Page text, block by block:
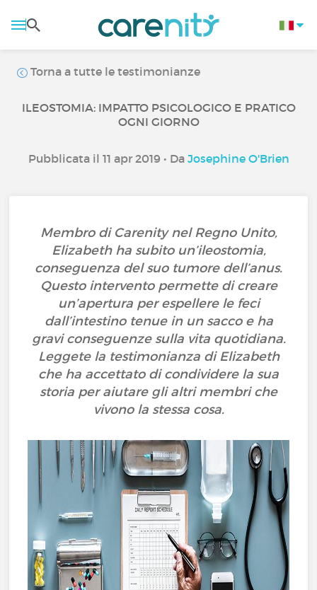
Torna a tutte le testimonianze
ILEOSTOMIA: IMPATTO PSICOLOGICO E PRATICO
OGNI GIORNO
Pubblicata il 11 apr 2019 • Da Josephine O'Brien
Membro di Carenity nel Regno Unito,
Elizabeth ha subito un’ileostomia,
conseguenza del suo tumore dell’anus.
Questo intervento permette di creare
un’apertura per espellere le feci
dall’intestino tenue in un sacco e ha
gravi conseguenze sulla vita quotidiana.
Leggete la testimonianza di Elizabeth
che ha accettato di condividere la sua
storia per aiutare gli altri membri che
vivono la stessa cosa.